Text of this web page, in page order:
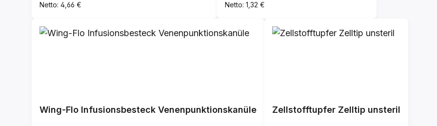
Netto: 4,66 € Netto: 1,32 €
Wing-Flo Infusionsbesteck Venenpunktionskanüle Zellstofftupfer Zelltip unsteril